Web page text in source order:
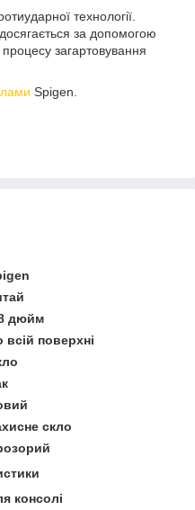
технології.
за допомогою
процесу загартовування
Spigen.
дюйм
всій поверхні
скло
консолі